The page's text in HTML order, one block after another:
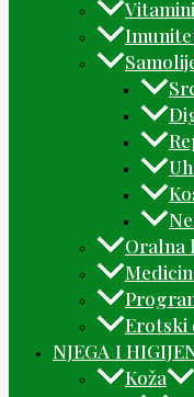
Oralna
Erotski
NJEGA I
Koža